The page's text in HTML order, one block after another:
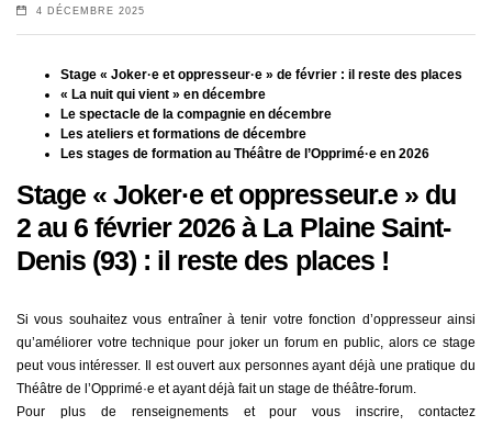
4 DÉCEMBRE 2025
Stage « Joker·e et oppresseur·e » de février : il reste des places
« La nuit qui vient » en décembre
Le spectacle de la compagnie en décembre
Les ateliers et formations de décembre
Les stages de formation au Théâtre de l’Opprimé·e en 2026
Stage « Joker·e et oppresseur.e » du
2 au 6 février 2026 à La Plaine Saint-
Denis (93) : il reste des places !
Si vous souhaitez vous entraîner à tenir votre fonction d’oppresseur ainsi
qu’améliorer votre technique pour joker un forum en public, alors ce stage
peut vous intéresser. Il est ouvert aux personnes ayant déjà une pratique du
Théâtre de l’Opprimé·e et ayant déjà fait un stage de théâtre-forum.
Pour plus de renseignements et pour vous inscrire, contactez